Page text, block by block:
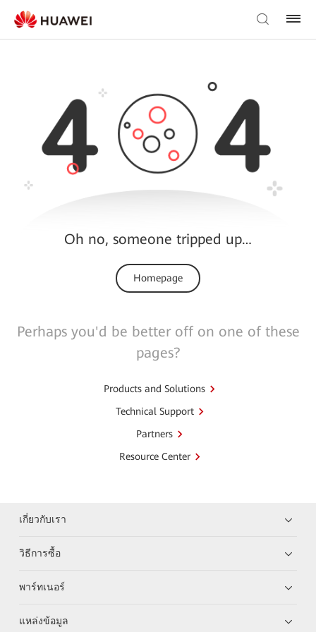
Oh no, someone tripped up…
Homepage
Perhaps you'd be better off on one of these
pages?
Products and Solutions
Technical Support
Partners
Resource Center
เกี่ยวกับเรา
วิธีการซื้อ
พาร์ทเนอร์
แหล่งข้อมูล